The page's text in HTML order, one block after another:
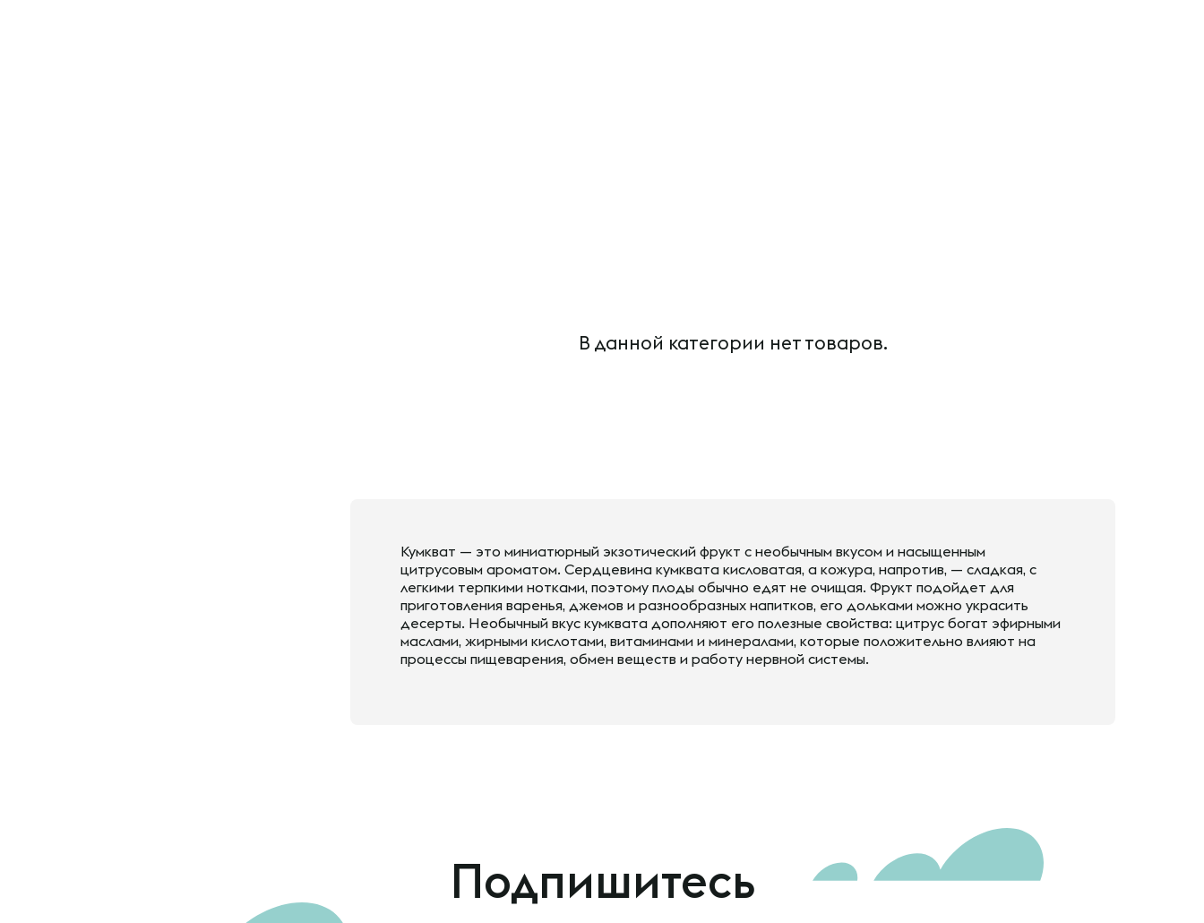
В данной категории нет товаров.
Кумкват — это миниатюрный экзотический фрукт с необычным вкусом и насыщенным
цитрусовым ароматом. Сердцевина кумквата кисловатая, а кожура, напротив, — сладкая, с
легкими терпкими нотками, поэтому плоды обычно едят не очищая. Фрукт подойдет для
приготовления варенья, джемов и разнообразных напитков, его дольками можно украсить
десерты. Необычный вкус кумквата дополняют его полезные свойства: цитрус богат эфирными
маслами, жирными кислотами, витаминами и минералами, которые положительно влияют на
процессы пищеварения, обмен веществ и работу нервной системы.
Подпишитесь